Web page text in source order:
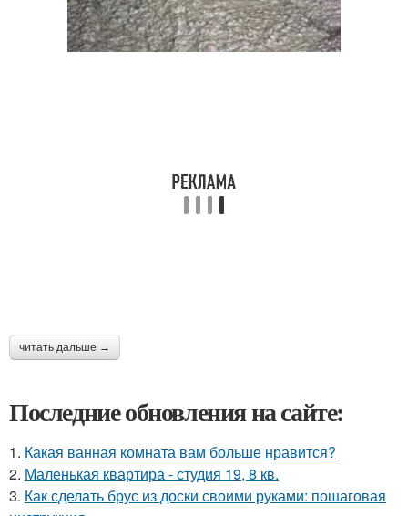
читать дальше →
Последние обновления на сайте:
1. Какая ванная комната вам больше нравится?
2. Маленькая квартира - студия 19, 8 кв.
3. Как сделать брус из доски своими руками: пошаговая